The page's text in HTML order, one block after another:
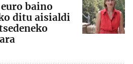
baino
ditu aisialdi